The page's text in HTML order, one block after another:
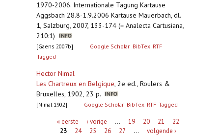
1970-2006. Internationale Tagung Kartause
Aggsbach 28.8-1.9.2006 Kartause Mauerbach, dl.
1, Salzburg, 2007, 133-174 (= Analecta Cartusiana,
210:1)
[Gaens 2007b] Google Scholar BibTex RTF
Tagged
Hector Nimal
Les Chartreux en Belgique, 2e ed., Roulers &
Bruxelles, 1902, 23 p.
[Nimal 1902] Google Scholar BibTex RTF Tagged
Pagina's« eerste ‹ vorige … 19 20 21
22
23
24 25 26 27 …
volgende ›